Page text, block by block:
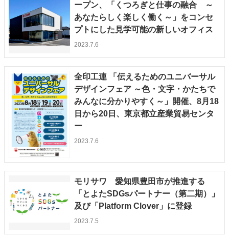
ープン、「くつろぎと仕事の融合 ～
あなたらしく楽しく働く～」をコンセ
プトにした見学可能の新しいオフィス
2023.7.6
全印工連 「伝えるためのユニバーサル
デザインフェア ～色・文字・かたちで
みんなに分かりやすく～」開催、8月18
日から20日、東京都立産業貿易センタ
ー
2023.7.6
モリサワ 愛知県豊田市が推進する
「とよたSDGsパートナー（第二期）」
及び「Platform Clover」に登録
2023.7.5